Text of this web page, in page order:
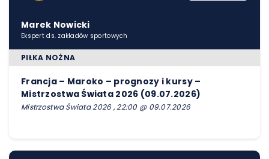
Marek Nowicki
Ekspert ds. zakładów sportowych
PIŁKA NOŻNA
Francja – Maroko – prognozy i kursy –
Mistrzostwa Świata 2026 (09.07.2026)
Mistrzostwa Świata 2026 , 22:00 @ 09.07.2026